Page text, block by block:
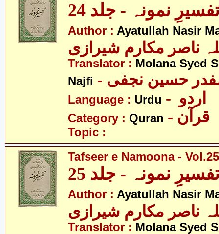
تفسیرِ نمونہ - جلد 24
Author : Ayatullah Nasir
ناصر مکارم شیرازی
Translator : Molana Syed
Najfi
صفدر حسین نجفی
Language : Urdu
Category : Quran - قرآن
Topic :
Tafseer e Namoona - Vol.25
تفسیرِ نمونہ - جلد 25
Author : Ayatullah Nasir
ناصر مکارم شیرازی
Translator : Molana Syed